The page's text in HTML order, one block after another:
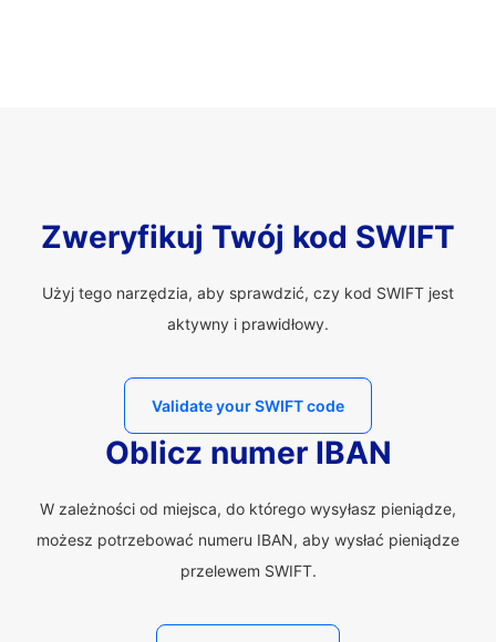
Zweryfikuj Twój kod SWIFT
Użyj tego narzędzia, aby sprawdzić, czy kod SWIFT jest
aktywny i prawidłowy.
Validate your SWIFT code
Oblicz numer IBAN
W zależności od miejsca, do którego wysyłasz pieniądze,
możesz potrzebować numeru IBAN, aby wysłać pieniądze
przelewem SWIFT.